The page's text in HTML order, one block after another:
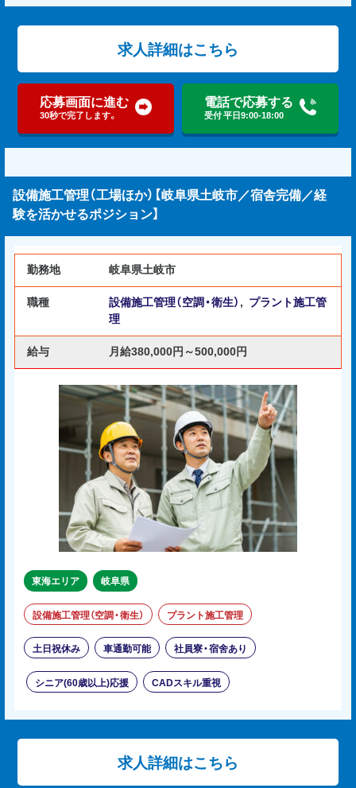
求人詳細はこちら
応募画面に進む
30秒で完了します。
電話で応募する
受付 平日9:00-18:00
設備施工管理（工場ほか）【岐阜県土岐市／宿舎完備／経
験を活かせるポジション】
勤務地 岐阜県土岐市
職種 設備施工管理（空調・衛生） , プラント施工管
理
給与 月給380,000円～500,000円
東海エリア 岐阜県
設備施工管理（空調・衛生） プラント施工管理
土日祝休み 車通勤可能 社員寮・宿舍あり
シニア(60歳以上)応援 CADスキル重視
求人詳細はこちら